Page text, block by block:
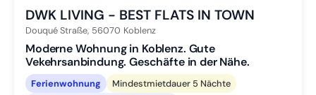
DWK LIVING - BEST FLATS IN TOWN
Douqué Straße, 56070 Koblenz
Moderne Wohnung in Koblenz. Gute
Vekehrsanbindung. Geschäfte in der Nähe.
Ferienwohnung
Mindestmietdauer 5 Nächte